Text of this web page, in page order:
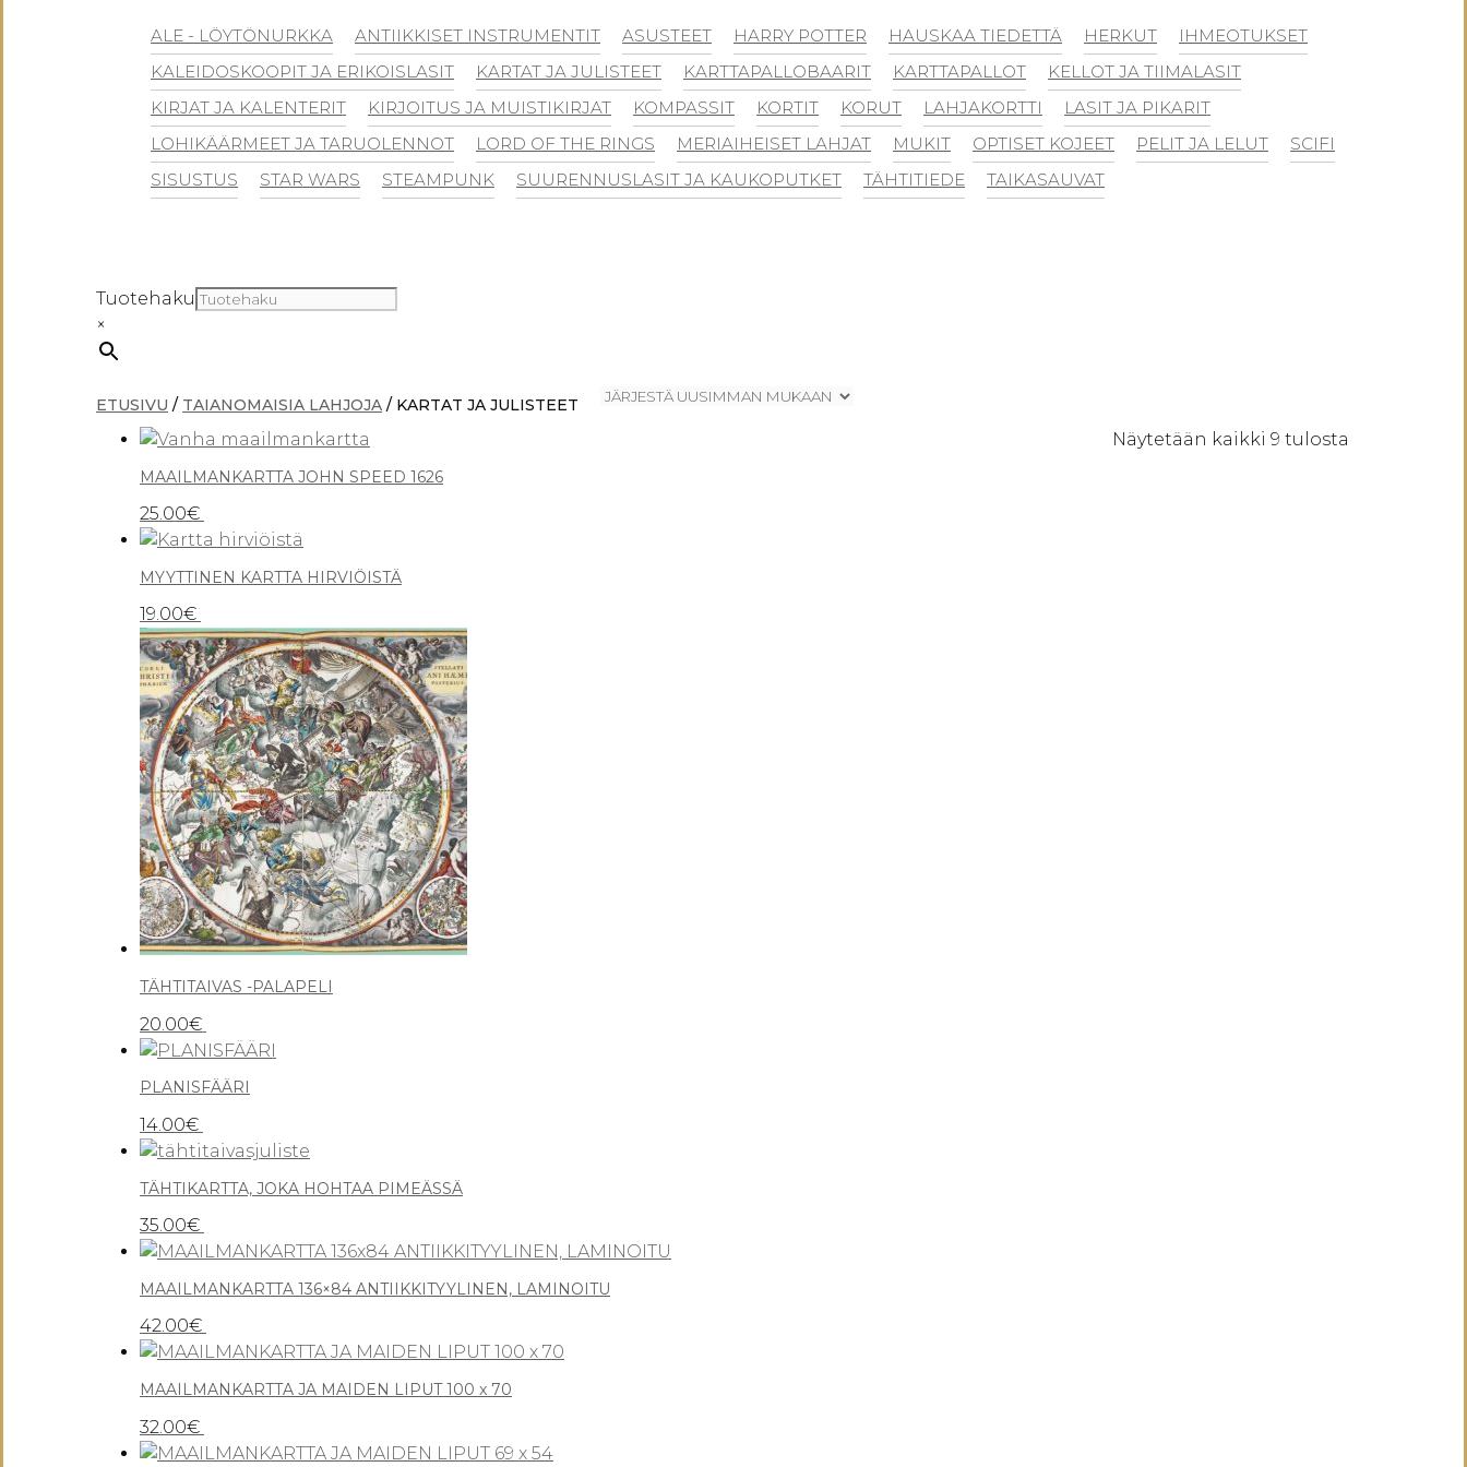
ALE - LÖYTÖNURKKA ANTIIKKISET INSTRUMENTIT ASUSTEET HARRY POTTER HAUSKAA TIEDETTÄ HERKUT
IHMEOTUKSET
KALEIDOSKOOPIT JA ERIKOISLASIT
KARTAT JA JULISTEET KARTTAPALLOBAARIT KARTTAPALLOT
KELLOT JA TIIMALASIT
KIRJAT JA KALENTERIT
KIRJOITUS JA MUISTIKIRJAT KOMPASSIT KORTIT KORUT LAHJAKORTTI
LASIT JA PIKARIT
LOHIKÄÄRMEET JA TARUOLENNOT
LORD OF THE RINGS MERIAIHEISET LAHJAT MUKIT OPTISET KOJEET PELIT JA LELUT
SCIFI
SISUSTUS
STAR WARS STEAMPUNK SUURENNUSLASIT JA KAUKOPUTKET TÄHTITIEDE TAIKASAUVAT
Tuotehaku
×
ETUSIVU / TAIANOMAISIA LAHJOJA / KARTAT JA JULISTEET
Näytetään kaikki 9 tulosta
MAAILMANKARTTA JOHN SPEED 1626
25.00€
MYYTTINEN KARTTA HIRVIÖISTÄ
19.00€
TÄHTITAIVAS -PALAPELI
20.00€
PLANISFÄÄRI
14.00€
TÄHTIKARTTA, JOKA HOHTAA PIMEÄSSÄ
35.00€
MAAILMANKARTTA 136×84 ANTIIKKITYYLINEN, LAMINOITU
42.00€
MAAILMANKARTTA JA MAIDEN LIPUT 100 x 70
32.00€